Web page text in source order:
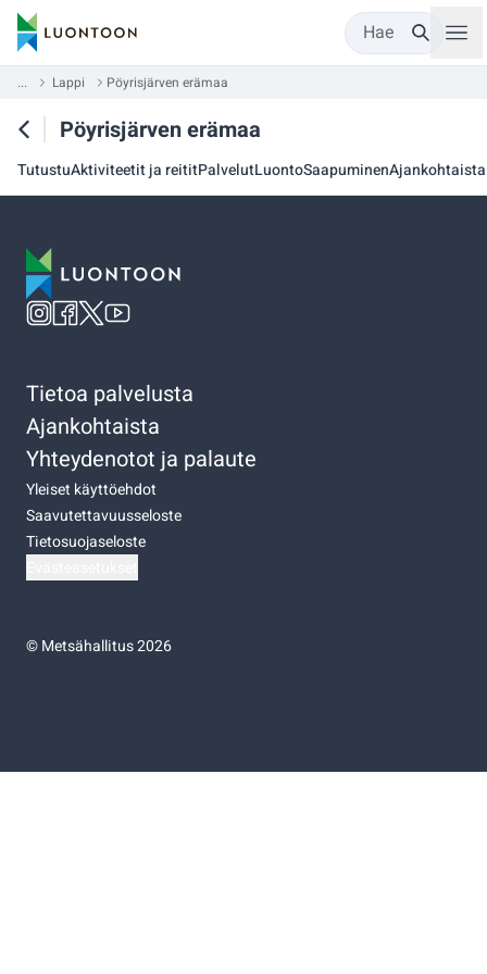
Hae
... Lappi Pöyrisjärven erämaa
Pöyrisjärven erämaa
TutustuAktiviteetit ja reititPalvelutLuontoSaapuminenAjankohtaista
Tietoa palvelusta
Ajankohtaista
Yhteydenotot ja palaute
Yleiset käyttöehdot
Saavutettavuusseloste
Tietosuojaseloste
©Metsähallitus 2026